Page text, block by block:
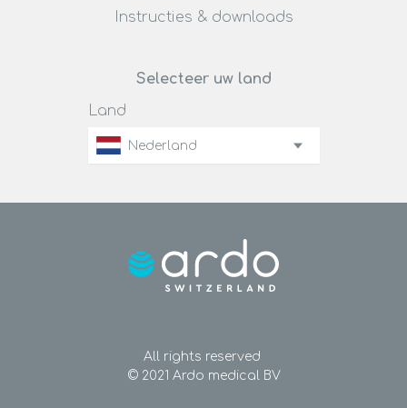
Instructies & downloads
Selecteer uw land
Land
Nederland
All rights reserved
© 2021 Ardo medical BV